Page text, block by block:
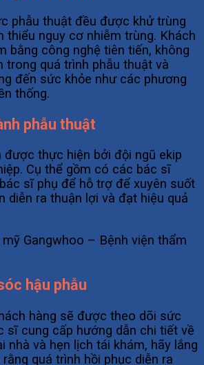
phẫu thuật đều được khử trùng
thiểu nguy cơ nhiễm trùng. Khách
bằng công nghệ tiên tiến, không
trong quá trình phẫu thuật và
đến sức khỏe như các phương
thống.
phẫu thuật
thực hiện bởi đội ngũ ekip
Cụ thể gồm có các bác sĩ
sĩ phụ để hỗ trợ để xuyên suốt
diễn ra thuận lợi và đạt hiệu quả
hậu phẫu
hàng sẽ được theo dõi sức
sĩ cung cấp hướng dẫn chi tiết về
nhà và hẹn lịch tái khám, hãy lắng
quá trình hồi phục diễn ra